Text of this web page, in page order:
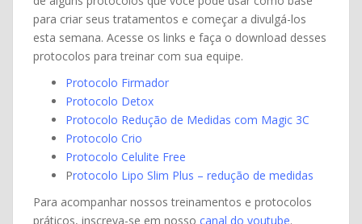
para criar seus tratamentos e começar a divulgá-los
esta semana. Acesse os links e faça o download desses
protocolos para treinar com sua equipe.
Protocolo Firmador
Protocolo Detox
Protocolo Redução de Medidas com Magic 3C
Protocolo Crio
Protocolo Celulite Free
Protocolo Lipo Slim Plus – redução de medidas
Para acompanhar nossos treinamentos e protocolos
práticos, inscreva-se em nosso canal do youtube.